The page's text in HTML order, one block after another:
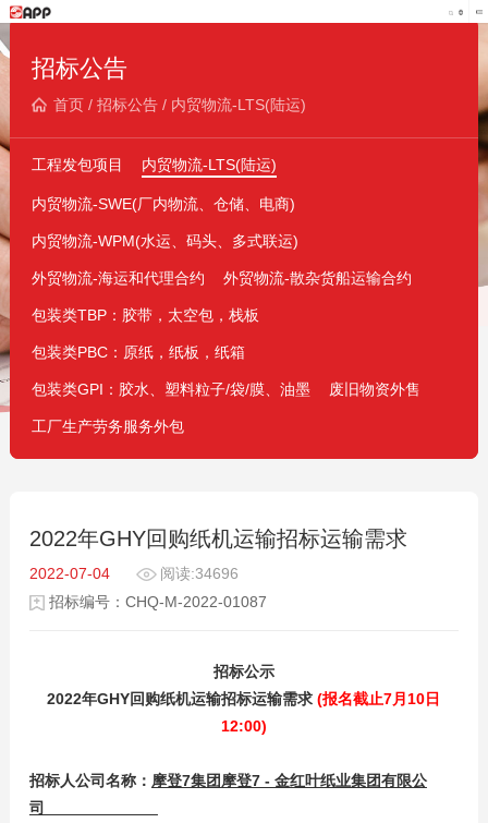
招标公告
首页/ 招标公告/ 内贸物流-LTS(陆运)
工程发包项目 内贸物流-LTS(陆运)
内贸物流-SWE(厂内物流、仓储、电商)
内贸物流-WPM(水运、码头、多式联运)
外贸物流-海运和代理合约 外贸物流-散杂货船运输合约
包装类TBP：胶带，太空包，栈板
包装类PBC：原纸，纸板，纸箱
包装类GPI：胶水、塑料粒子/袋/膜、油墨 废旧物资外售
工厂生产劳务服务外包
2022年GHY回购纸机运输招标运输需求
2022-07-04
阅读:34696
招标编号：CHQ-M-2022-01087
招标公示
2022年GHY回购纸机运输招标运输需求(报名截止7月10日
12:00)
招标人公司名称： 摩登7集团摩登7 - 金红叶纸业集团有限公
司